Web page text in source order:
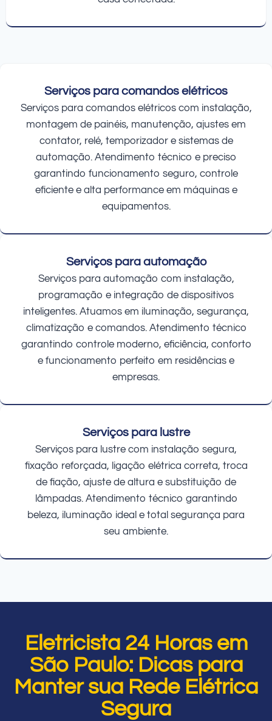
Serviços para comandos elétricos
Serviços para comandos elétricos com instalação,
montagem de painéis, manutenção, ajustes em
contator, relé, temporizador e sistemas de
automação. Atendimento técnico e preciso
garantindo funcionamento seguro, controle
eficiente e alta performance em máquinas e
equipamentos.
Serviços para automação
Serviços para automação com instalação,
programação e integração de dispositivos
inteligentes. Atuamos em iluminação, segurança,
climatização e comandos. Atendimento técnico
garantindo controle moderno, eficiência, conforto
e funcionamento perfeito em residências e
empresas.
Serviços para lustre
Serviços para lustre com instalação segura,
fixação reforçada, ligação elétrica correta, troca
de fiação, ajuste de altura e substituição de
lâmpadas. Atendimento técnico garantindo
beleza, iluminação ideal e total segurança para
seu ambiente.
Eletricista 24 Horas em
São Paulo: Dicas para
Manter sua Rede Elétrica
Segura